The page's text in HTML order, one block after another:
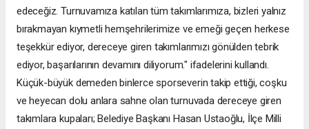
edeceğiz. Turnuvamıza katılan tüm takımlarımıza, bizleri yalnız
bırakmayan kıymetli hemşehrilerimize ve emeği geçen herkese
teşekkür ediyor, dereceye giren takımlarımızı gönülden tebrik
ediyor, başarılarının devamını diliyorum." ifadelerini kullandı.
Küçük-büyük demeden binlerce sporseverin takip ettiği, coşku
ve heyecan dolu anlara sahne olan turnuvada dereceye giren
takımlara kupaları; Belediye Başkanı Hasan Ustaoğlu, İlçe Milli